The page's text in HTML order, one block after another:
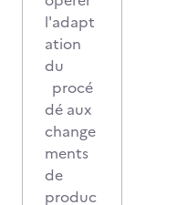
l'adapt
ation
du
procé
dé aux
change
ments
de
produc